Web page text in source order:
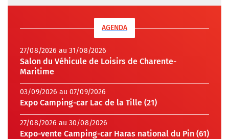
AGENDA
27/08/2026 au 31/08/2026
Salon du Véhicule de Loisirs de Charente-
Maritime
03/09/2026 au 07/09/2026
Expo Camping-car Lac de la Tille (21)
27/08/2026 au 30/08/2026
Expo-vente Camping-car Haras national du Pin (61)